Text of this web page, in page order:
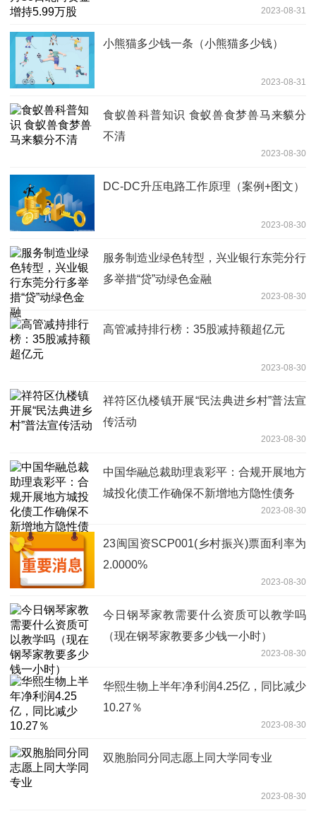
2023-08-31
小熊猫多少钱一条（小熊猫多少钱）
2023-08-31
食蚁兽科普知识 食蚁兽食梦兽马来貘分
不清
2023-08-30
DC-DC升压电路工作原理（案例+图文）
2023-08-30
服务制造业绿色转型，兴业银行东莞分行
多举措“贷”动绿色金融
2023-08-30
高管减持排行榜：35股减持额超亿元
2023-08-30
祥符区仇楼镇开展“民法典进乡村”普法宣
传活动
2023-08-30
中国华融总裁助理袁彩平：合规开展地方
城投化债工作确保不新增地方隐性债务
2023-08-30
23闽国资SCP001(乡村振兴)票面利率为
2.0000%
2023-08-30
今日钢琴家教需要什么资质可以教学吗
（现在钢琴家教要多少钱一小时）
2023-08-30
华熙生物上半年净利润4.25亿，同比减少
10.27％
2023-08-30
双胞胎同分同志愿上同大学同专业
2023-08-30